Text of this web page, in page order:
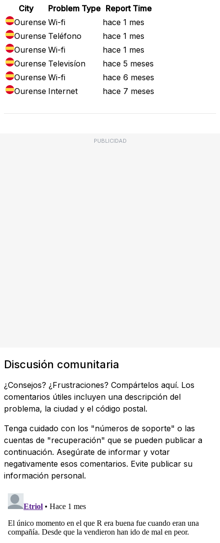
City Problem Type Report Time
Ourense Wi-fi
hace 1 mes
Ourense Teléfono
hace 1 mes
Ourense Wi-fi
hace 1 mes
Ourense Televisíon
hace 5 meses
Ourense Wi-fi
hace 6 meses
Ourense Internet hace 7 meses
PUBLICIDAD
Discusión comunitaria
¿Consejos? ¿Frustraciones? Compártelos aquí. Los
comentarios útiles incluyen una descripción del
problema, la ciudad y el código postal.
Tenga cuidado con los "números de soporte" o las
cuentas de "recuperación" que se pueden publicar a
continuación. Asegúrate de informar y votar
negativamente esos comentarios. Evite publicar su
información personal.